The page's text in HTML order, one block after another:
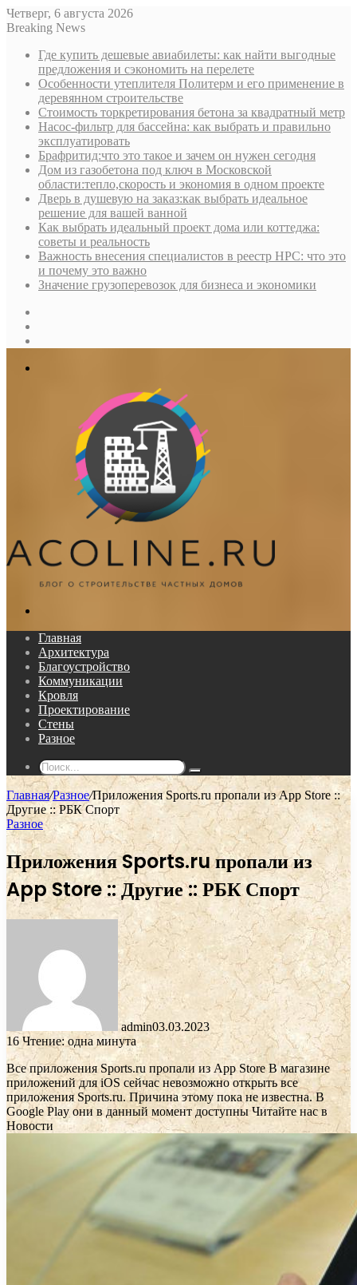
Четверг, 6 августа 2026
Breaking News
Где купить дешевые авиабилеты: как найти выгодные
предложения и сэкономить на перелете
Особенности утеплителя Политерм и его применение в
деревянном строительстве
Стоимость торкретирования бетона за квадратный метр
Насос-фильтр для бассейна: как выбрать и правильно
эксплуатировать
Брафритид:что это такое и зачем он нужен сегодня
Дом из газобетона под ключ в Московской
области:тепло,скорость и экономия в одном проекте
Дверь в душевую на заказ:как выбрать идеальное
решение для вашей ванной
Как выбрать идеальный проект дома или коттеджа:
советы и реальность
Важность внесения специалистов в реестр НРС: что это
и почему это важно
Значение грузоперевозок для бизнеса и экономики
Главная
Архитектура
Благоустройство
Коммуникации
Кровля
Проектирование
Стены
Разное
Поиск...
Главная/Разное/Приложения Sports.ru пропали из App Store ::
Другие :: РБК Спорт
Разное
Приложения Sports.ru пропали из
App Store :: Другие :: РБК Спорт
admin03.03.2023
16Чтение: одна минута
Все приложения Sports.ru пропали из App StoreВ магазине
приложений для iOS сейчас невозможно открыть все
приложения Sports.ru. Причина этому пока не известна. В
Google Play они в данный момент доступныЧитайте нас в
Новости